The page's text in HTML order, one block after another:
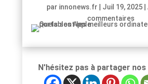
par innonews.fr Juil 19, 2025 |
commentaires
N'hésitez pas à partager